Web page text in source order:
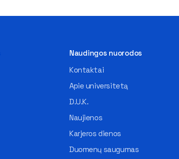
Naudingos nuorodos
Kontaktai
Apie universitetą
D.U.K.
Naujienos
Karjeros dienos
Duomenų saugumas